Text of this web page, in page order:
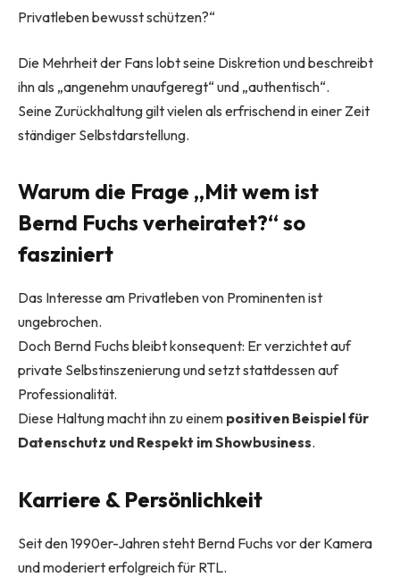
Privatleben bewusst schützen?“
Die Mehrheit der Fans lobt seine Diskretion und beschreibt
ihn als „angenehm unaufgeregt“ und „authentisch“.
Seine Zurückhaltung gilt vielen als erfrischend in einer Zeit
ständiger Selbstdarstellung.
Warum die Frage „Mit wem ist
Bernd Fuchs verheiratet?“ so
fasziniert
Das Interesse am Privatleben von Prominenten ist
ungebrochen.
Doch Bernd Fuchs bleibt konsequent: Er verzichtet auf
private Selbstinszenierung und setzt stattdessen auf
Professionalität.
Diese Haltung macht ihn zu einem positiven Beispiel für
Datenschutz und Respekt im Showbusiness.
Karriere & Persönlichkeit
Seit den 1990er-Jahren steht Bernd Fuchs vor der Kamera
und moderiert erfolgreich für RTL.